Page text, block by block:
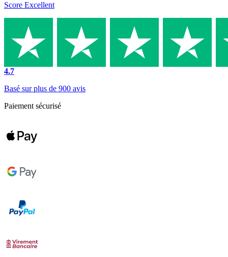
Score Excellent
4.7
Basé sur plus de 900 avis
Paiement sécurisé